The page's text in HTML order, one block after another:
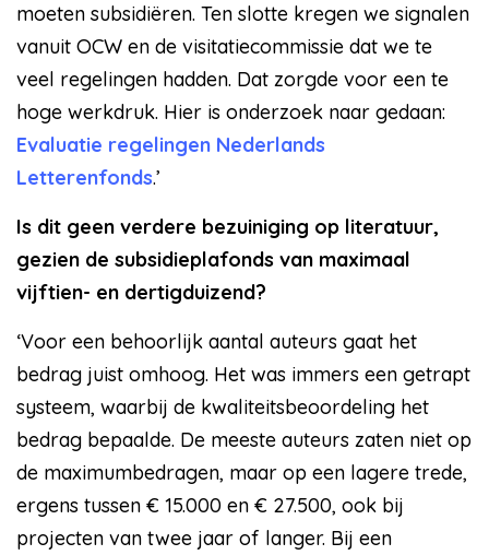
moeten subsidiëren. Ten slotte kregen we signalen
vanuit OCW en de visitatiecommissie dat we te
veel regelingen hadden. Dat zorgde voor een te
hoge werkdruk. Hier is onderzoek naar gedaan:
Evaluatie regelingen Nederlands
Letterenfonds.’
Is dit geen verdere bezuiniging op literatuur,
gezien de subsidieplafonds van maximaal
vijftien- en dertigduizend?
‘Voor een behoorlijk aantal auteurs gaat het
bedrag juist omhoog. Het was immers een getrapt
systeem, waarbij de kwaliteitsbeoordeling het
bedrag bepaalde. De meeste auteurs zaten niet op
de maximumbedragen, maar op een lagere trede,
ergens tussen € 15.000 en € 27.500, ook bij
projecten van twee jaar of langer. Bij een